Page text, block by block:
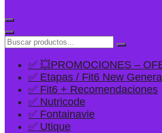
✅ 💥PROMOCIONES –
✅ Etapas / Fit6 New
✅ Fit6 + Recomendaciones
✅ Nutricode
✅ Fontainavie
✅ Utique